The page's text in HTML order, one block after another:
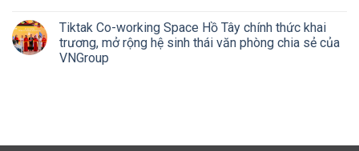
Tiktak Co-working Space Hồ Tây chính thức khai
trương, mở rộng hệ sinh thái văn phòng chia sẻ của
VNGroup